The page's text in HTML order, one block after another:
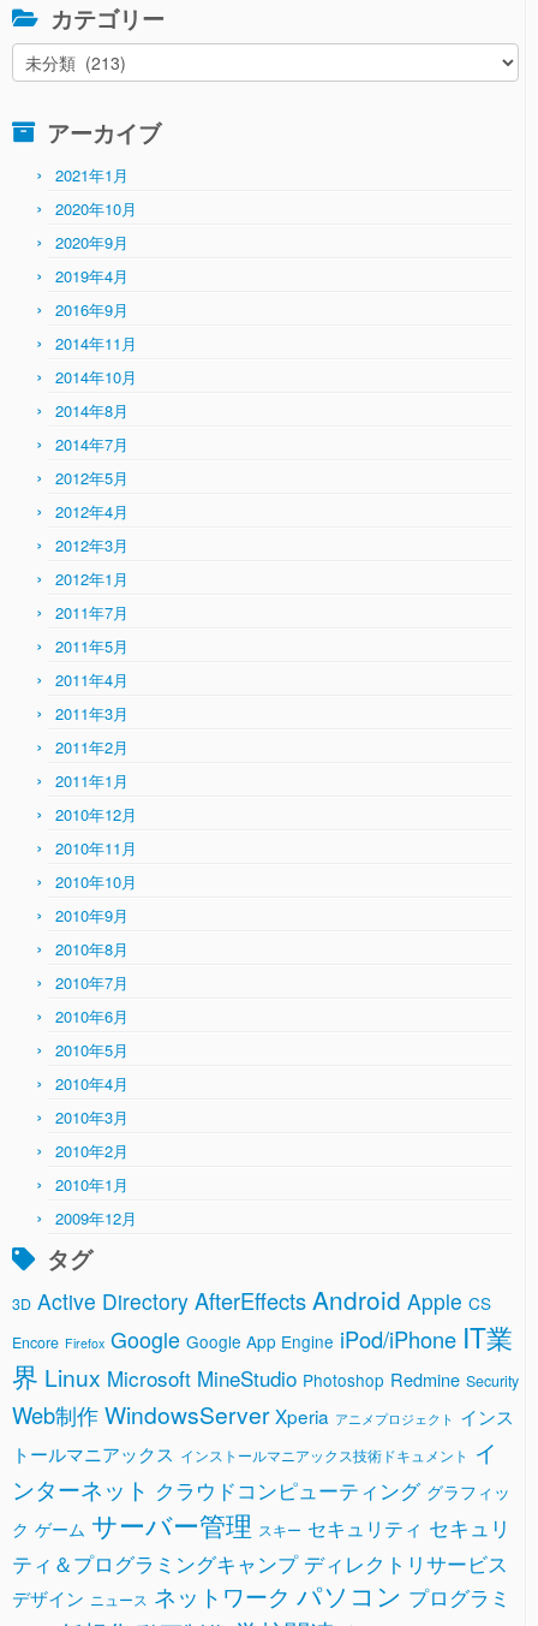
カテゴリー
カ
テ
リ
アーカイブ
2021年1月
2020年10月
2020年9月
2019年4月
2016年9月
2014年11月
2014年10月
2014年8月
2014年7月
2012年5月
2012年4月
2012年3月
2012年1月
2011年7月
2011年5月
2011年4月
2011年3月
2011年2月
2011年1月
2010年12月
2010年11月
2010年10月
2010年9月
2010年8月
2010年7月
2010年6月
2010年5月
2010年4月
2010年3月
2010年2月
2010年1月
2009年12月
タグ
3D Active Directory AfterEffectsAndroid Apple CS
Encore Firefox Google Google App Engine iPod/iPhone IT業
界 Linux Microsoft MineStudio Photoshop Redmine Security
Web制作WindowsServer Xperia アニメプロジェクト インス
トールマニアックス インストールマニアックス技術ドキュメント イ
ンターネット クラウドコンピューティング グラフィッ
ク ゲーム サーバー管理 スキー セキュリティ セキュリ
ティ＆プログラミングキャンプ ディレクトリサービス
デザイン ニュース ネットワーク パソコン プログラミ